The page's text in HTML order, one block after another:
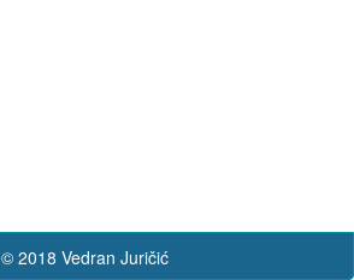
© 2018 Vedran Juričić